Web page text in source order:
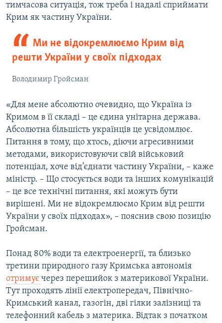
тимчасова ситуація, тож треба і надалі сприймати
Крим як частину України.
Ми не відокремлюємо Крим від
решти України у своїх підходах
Володимир Гройсман
«Для мене абсолютно очевидно, що Україна із
Кримом в її складі – це єдина унітарна держава.
Абсолютна більшість українців це усвідомлює.
Питання в тому, що хтось, діючи агресивними
методами, використовуючи свій військовий
потенціал, хоче від’єднати частину України, – каже
міністр. – Що стосується води та інших комунікацій
– це все технічні питання, які можуть бути
вирішені. Ми не відокремлюємо Крим від решти
України у своїх підходах», – пояснив свою позицію
Гройсман.
Понад 80% води та електроенергії, та близько
третини природного газу Кримська автономія
отримує через перешийок з материкової України.
Тут проходять лінії електропередач, Північно-
Кримський канал, газогін, дві гілки залізниці та
телефонний кабель з материка. Відтак з початком